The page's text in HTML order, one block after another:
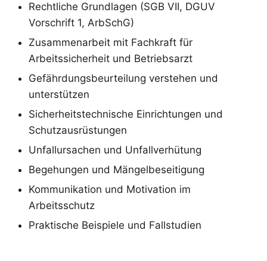
Rechtliche Grundlagen (SGB VII, DGUV
Vorschrift 1, ArbSchG)
Zusammenarbeit mit Fachkraft für
Arbeitssicherheit und Betriebsarzt
Gefährdungsbeurteilung verstehen und
unterstützen
Sicherheitstechnische Einrichtungen und
Schutzausrüstungen
Unfallursachen und Unfallverhütung
Begehungen und Mängelbeseitigung
Kommunikation und Motivation im
Arbeitsschutz
Praktische Beispiele und Fallstudien